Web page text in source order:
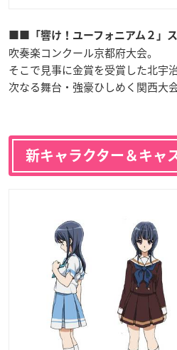
■■「響け！ユーフォニアム２」
吹奏楽コンクール京都府大会。
そこで見事に金賞を受賞した北宇
次なる舞台・強豪ひしめく関西大
新キャラクター＆キャ